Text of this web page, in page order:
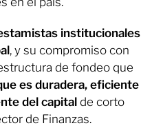
institucionales
, y su compromiso con
de fondeo que
es duradera, eficiente
del capital de corto
de Finanzas.